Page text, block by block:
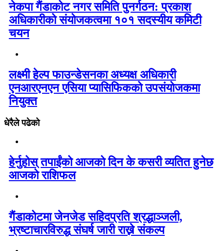
नेकपा गैंडाकोट नगर समिति पुनर्गठन: प्रकाश
अधिकारीको संयोजकत्वमा १०१ सदस्यीय कमिटी
चयन
लक्ष्मी हेल्प फाउन्डेसनका अध्यक्ष अधिकारी
एनआरएनएन एसिया प्यासिफिकको उपसंयोजकमा
नियुक्त
धेरैले पढेको
हेर्नुहोस् तपाईंको आजको दिन के कसरी व्यतित हुनेछ
आजको राशिफल
गैंडाकोटमा जेनजेड सहिदप्रति श्रद्धाञ्जली,
भ्रष्टाचारविरुद्ध संघर्ष जारी राख्ने संकल्प